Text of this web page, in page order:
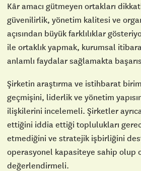
Kâr amacı gütmeyen ortakları
güvenilirlik, yönetim kalitesi ve
açısından büyük farklılıklar
ile ortaklık yapmak, kurumsal
anlamlı faydalar sağlamakta
Şirketin araştırma ve istihbarat
geçmişini, liderlik ve yönetim
ilişkilerini incelemeli. Şirketler
ettiğini iddia ettiği toplulukları
etmediğini ve stratejik işbirliğini
operasyonel kapasiteye sahip olup
değerlendirmeli.